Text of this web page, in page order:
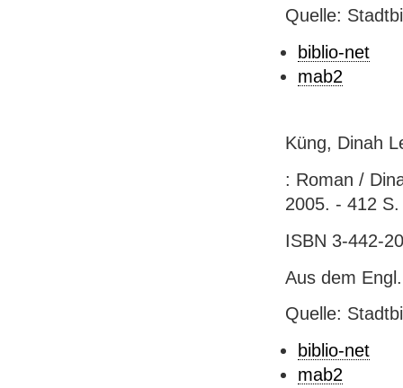
Quelle:
biblio-net
mab2
Küng, Dinah
: Roman /
2005. - 412 S.
ISBN 3-442-
Aus dem
Quelle:
biblio-net
mab2